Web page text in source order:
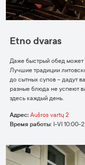
Etno dvaras
Даже быстрый обед может
Лучшие традиции
до сытных супов – дадут
разные блюда не успеют
здесь каждый день.
Адрес: Aušros vartų 2
Время работы: I-VI 10:00-